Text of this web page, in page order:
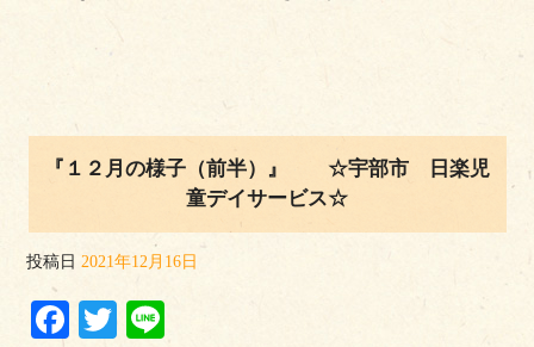
『１２月の様子（前半）』 ☆宇部市 日楽児
童デイサービス☆
投稿日 2021年12月16日
Facebook
Twitter